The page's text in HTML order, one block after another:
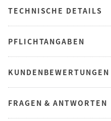
TECHNISCHE DETAILS
PFLICHTANGABEN
KUNDENBEWERTUNGEN
FRAGEN & ANTWORTEN